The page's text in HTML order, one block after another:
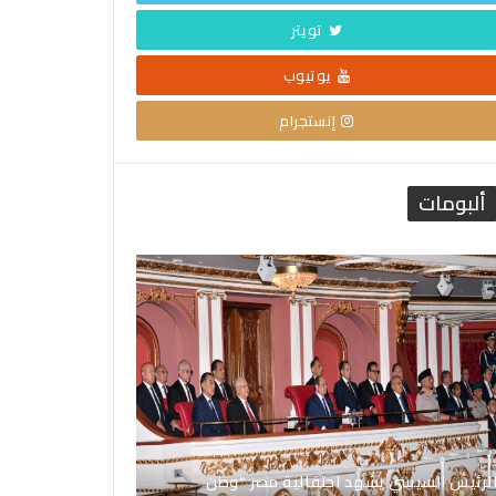
تويتر
يوتيوب
إنستجرام
ألبومات
الرئيس السيسي يشهد احتفالية مصر “وطن